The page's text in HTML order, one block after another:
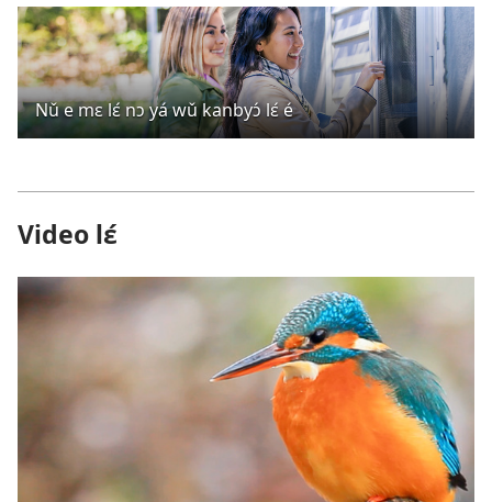
Nǔ e mɛ lɛ́ nɔ yá wǔ kanbyɔ́ lɛ́ é
Video lɛ́